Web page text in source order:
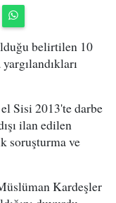
belirtilen 10
Sisi 2013'te darbe
ilan edilen
soruşturma ve
Kardeşler